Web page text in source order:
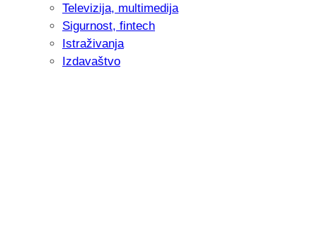
Televizija, multimedija
Sigurnost, fintech
Istraživanja
Izdavaštvo